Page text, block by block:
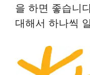
을 하면 좋습니
대해서 하나씩